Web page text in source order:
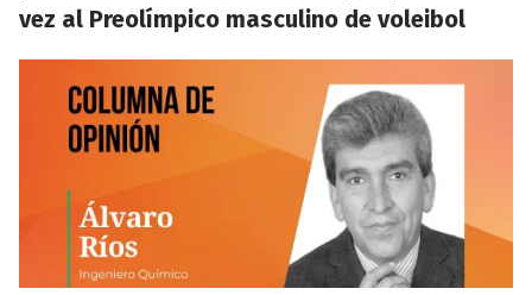
vez al Preolímpico masculino de voleibol